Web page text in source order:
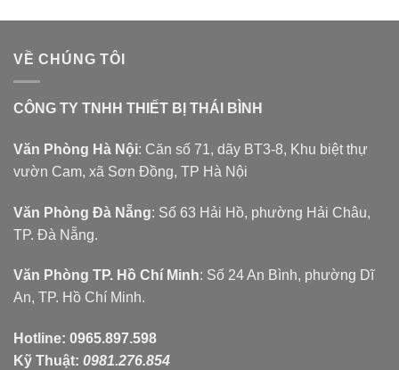
VỀ CHÚNG TÔI
CÔNG TY TNHH THIẾT BỊ THÁI BÌNH
Văn Phòng Hà Nội: Căn số 71, dãy BT3-8, Khu biệt thự
vườn Cam, xã Sơn Đồng, TP Hà Nội
Văn Phòng Đà Nẵng: Số 63 Hải Hồ, phường Hải Châu,
TP. Đà Nẵng.
Văn Phòng TP. Hồ Chí Minh: Số 24 An Bình, phường Dĩ
An, TP. Hồ Chí Minh.
Hotline: 0965.897.598
Kỹ Thuật: 0981.276.854